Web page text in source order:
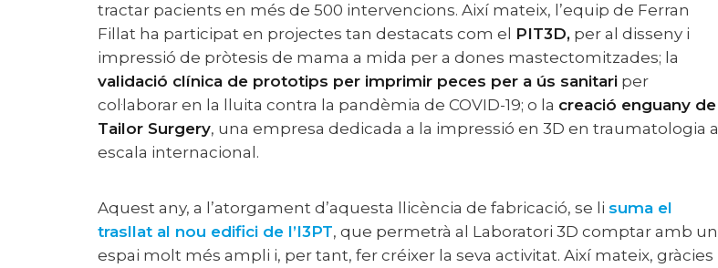
tractar pacients en més de 500 intervencions. Així mateix, l’equip de Ferran
Fillat ha participat en projectes tan destacats com el PIT3D, per al disseny i
impressió de pròtesis de mama a mida per a dones mastectomitzades; la
validació clínica de prototips per imprimir peces per a ús sanitari per
col·laborar en la lluita contra la pandèmia de COVID-19; o la creació enguany de
Tailor Surgery, una empresa dedicada a la impressió en 3D en traumatologia a
escala internacional.
Aquest any, a l’atorgament d’aquesta llicència de fabricació, se li suma el
trasllat al nou edifici de l’I3PT, que permetrà al Laboratori 3D comptar amb un
espai molt més ampli i, per tant, fer créixer la seva activitat. Així mateix, gràcies